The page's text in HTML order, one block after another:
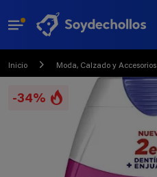
Inicio Moda, Calzado y Accesorios
-34%